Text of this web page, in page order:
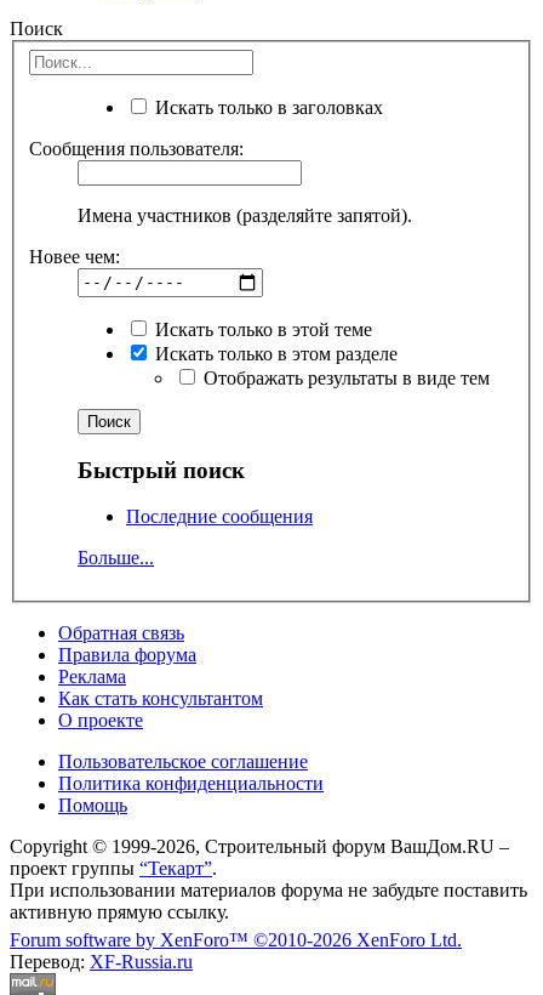
Поиск
Искать только в заголовках
Сообщения пользователя:
Имена участников (разделяйте запятой).
Новее чем:
Искать только в этой теме
Искать только в этом разделе
Отображать результаты в виде тем
Быстрый поиск
Последние сообщения
Больше...
Обратная связь
Правила форума
Реклама
Как стать консультантом
О проекте
Пользовательское соглашение
Политика конфиденциальности
Помощь
Copyright © 1999-2026, Строительный форум ВашДом.RU –
проект группы “Текарт”.
При использовании материалов форума не забудьте поставить
активную прямую ссылку.
Forum software by XenForo™ ©2010-2026 XenForo Ltd.
Перевод: XF-Russia.ru